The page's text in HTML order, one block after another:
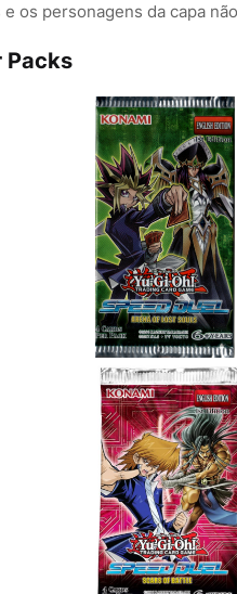
os personagens da capa
Packs